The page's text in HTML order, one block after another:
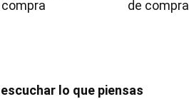
compra
de compra
lo que piensas